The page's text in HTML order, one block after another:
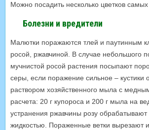
Можно посадить несколько цветков самых
Болезни и вредители
Малютки поражаются тлей и паутинным
росой, ржавчиной. В случае небольшого
мучнистой росой растения посыпают
серы, если поражение сильное – кустики
раствором хозяйственного мыла с
расчета: 20 г купороса и 200 г мыла на
устранения ржавчины розу обрабатывают
жидкостью. Пораженные ветки вырезают